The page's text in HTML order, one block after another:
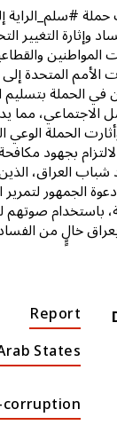
#سلم_الراية
وإثارة التغيير
المواطنين
الأمم المتحدة
في الحملة بتسليم
الاجتماعي، مما
الحملة
بجهود
شباب العراق،
الجمهور
صوتهم
خالٍٍ من
Report
States